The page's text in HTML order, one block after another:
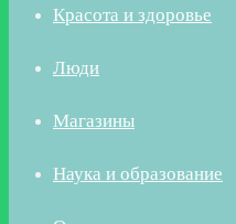
Красота и здоровье
Люди
Магазины
Наука и образование